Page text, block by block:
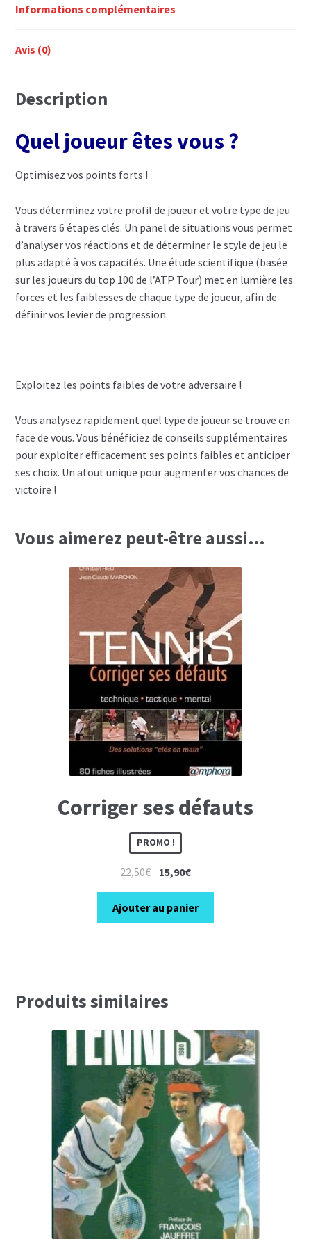
Informations complémentaires
Avis (0)
Description
Quel joueur êtes vous ?
Optimisez vos points forts !
Vous déterminez votre profil de joueur et votre type de jeu
à travers 6 étapes clés. Un panel de situations vous permet
d’analyser vos réactions et de déterminer le style de jeu le
plus adapté à vos capacités. Une étude scientifique (basée
sur les joueurs du top 100 de l’ATP Tour) met en lumière les
forces et les faiblesses de chaque type de joueur, afin de
définir vos levier de progression.
Exploitez les points faibles de votre adversaire !
Vous analysez rapidement quel type de joueur se trouve en
face de vous. Vous bénéficiez de conseils supplémentaires
pour exploiter efficacement ses points faibles et anticiper
ses choix. Un atout unique pour augmenter vos chances de
victoire !
Vous aimerez peut-être aussi…
Corriger ses défauts
PROMO !
22,50€ Le
initial
était :
15,90€Le
actuel
est :
Ajouter au panier
Produits similaires